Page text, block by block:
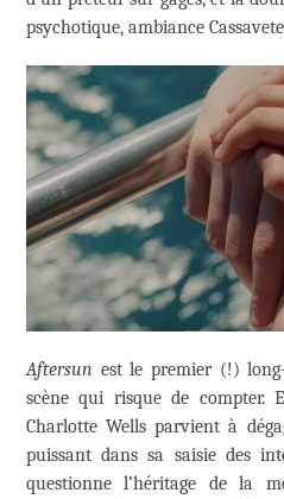
psychotique, ambiance
Aftersun est le premier (!)
scène qui risque de compter.
Charlotte Wells parvient à
puissant dans sa saisie des
questionne l’héritage de la